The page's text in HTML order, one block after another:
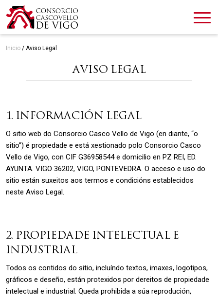
Inicio / Aviso Legal
AVISO LEGAL
1. INFORMACIÓN LEGAL
O sitio web do Consorcio Casco Vello de Vigo (en diante, “o
sitio”) é propiedade e está xestionado polo Consorcio Casco
Vello de Vigo, con CIF G36958544 e domicilio en PZ REI, ED.
AYUNTA. VIGO 36202, VIGO, PONTEVEDRA. O acceso e uso do
sitio están suxeitos aos termos e condicións establecidos
neste Aviso Legal.
2. PROPIEDADE INTELECTUAL E
INDUSTRIAL
Todos os contidos do sitio, incluíndo textos, imaxes, logotipos,
gráficos e deseño, están protexidos por dereitos de propiedade
intelectual e industrial. Queda prohibida a súa reprodución,